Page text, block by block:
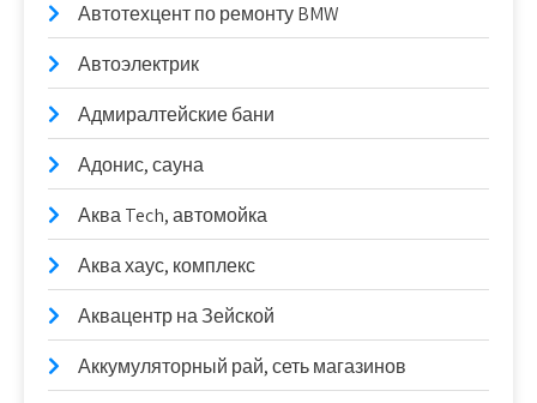
Автотехцент по ремонту BMW
Автоэлектрик
Адмиралтейские бани
Адонис, сауна
Аква Tech, автомойка
Аква хаус, комплекс
Аквацентр на Зейской
Аккумуляторный рай, сеть магазинов